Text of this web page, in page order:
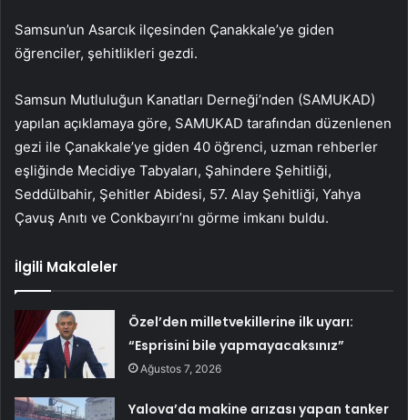
Samsun’un Asarcık ilçesinden Çanakkale’ye giden
öğrenciler, şehitlikleri gezdi.
Samsun Mutluluğun Kanatları Derneği’nden (SAMUKAD)
yapılan açıklamaya göre, SAMUKAD tarafından düzenlenen
gezi ile Çanakkale’ye giden 40 öğrenci, uzman rehberler
eşliğinde Mecidiye Tabyaları, Şahindere Şehitliği,
Seddülbahir, Şehitler Abidesi, 57. Alay Şehitliği, Yahya
Çavuş Anıtı ve Conkbayırı’nı görme imkanı buldu.
İlgili Makaleler
Özel’den milletvekillerine ilk uyarı:
“Esprisini bile yapmayacaksınız”
Ağustos 7, 2026
Yalova’da makine arızası yapan tanker